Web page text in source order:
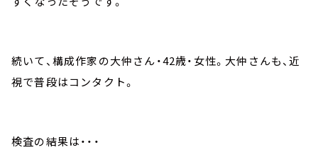
続いて、構成作家の大仲さん・42歳・女性。大仲さんも、近
視で普段はコンタクト。
検査の結果は・・・